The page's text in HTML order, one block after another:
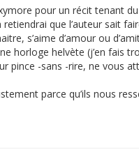
pour un récit tenant
retiendrai que l’auteur
s’aime d’amour ou
horloge helvète (j’en fais
pince -sans -rire, ne vous
parce qu’ils nous